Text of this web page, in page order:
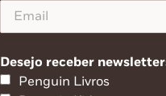
Desejo receber
Penguin Livros